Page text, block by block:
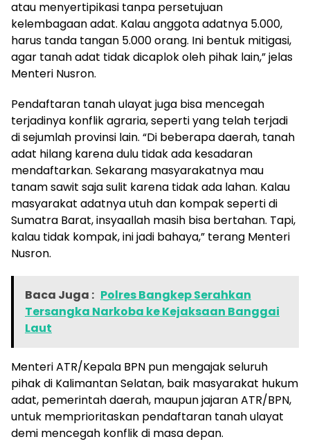
atau menyertipikasi tanpa persetujuan
kelembagaan adat. Kalau anggota adatnya 5.000,
harus tanda tangan 5.000 orang. Ini bentuk mitigasi,
agar tanah adat tidak dicaplok oleh pihak lain,” jelas
Menteri Nusron.
Pendaftaran tanah ulayat juga bisa mencegah
terjadinya konflik agraria, seperti yang telah terjadi
di sejumlah provinsi lain. “Di beberapa daerah, tanah
adat hilang karena dulu tidak ada kesadaran
mendaftarkan. Sekarang masyarakatnya mau
tanam sawit saja sulit karena tidak ada lahan. Kalau
masyarakat adatnya utuh dan kompak seperti di
Sumatra Barat, insyaallah masih bisa bertahan. Tapi,
kalau tidak kompak, ini jadi bahaya,” terang Menteri
Nusron.
Baca Juga : Polres Bangkep Serahkan
Tersangka Narkoba ke Kejaksaan Banggai
Laut
Menteri ATR/Kepala BPN pun mengajak seluruh
pihak di Kalimantan Selatan, baik masyarakat hukum
adat, pemerintah daerah, maupun jajaran ATR/BPN,
untuk memprioritaskan pendaftaran tanah ulayat
demi mencegah konflik di masa depan.